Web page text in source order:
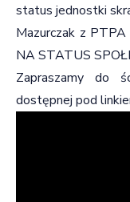
status jednostki
Mazurczak z PTPA
NA STATUS
Zapraszamy do
dostępnej pod